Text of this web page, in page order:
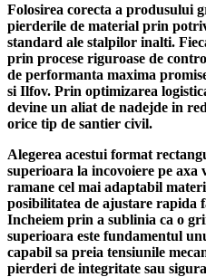
Folosirea corecta a produsului
pierderile de material prin
standard ale stalpilor inalti.
prin procese riguroase de
de performanta maxima
si Ilfov. Prin optimizarea
devine un aliat de nadejde in
orice tip de santier civil.
Alegerea acestui format
superioara la incovoiere pe axa
ramane cel mai adaptabil
posibilitatea de ajustare rapida
Incheiem prin a sublinia ca o
superioara este fundamentul
capabil sa preia tensiunile
pierderi de integritate sau